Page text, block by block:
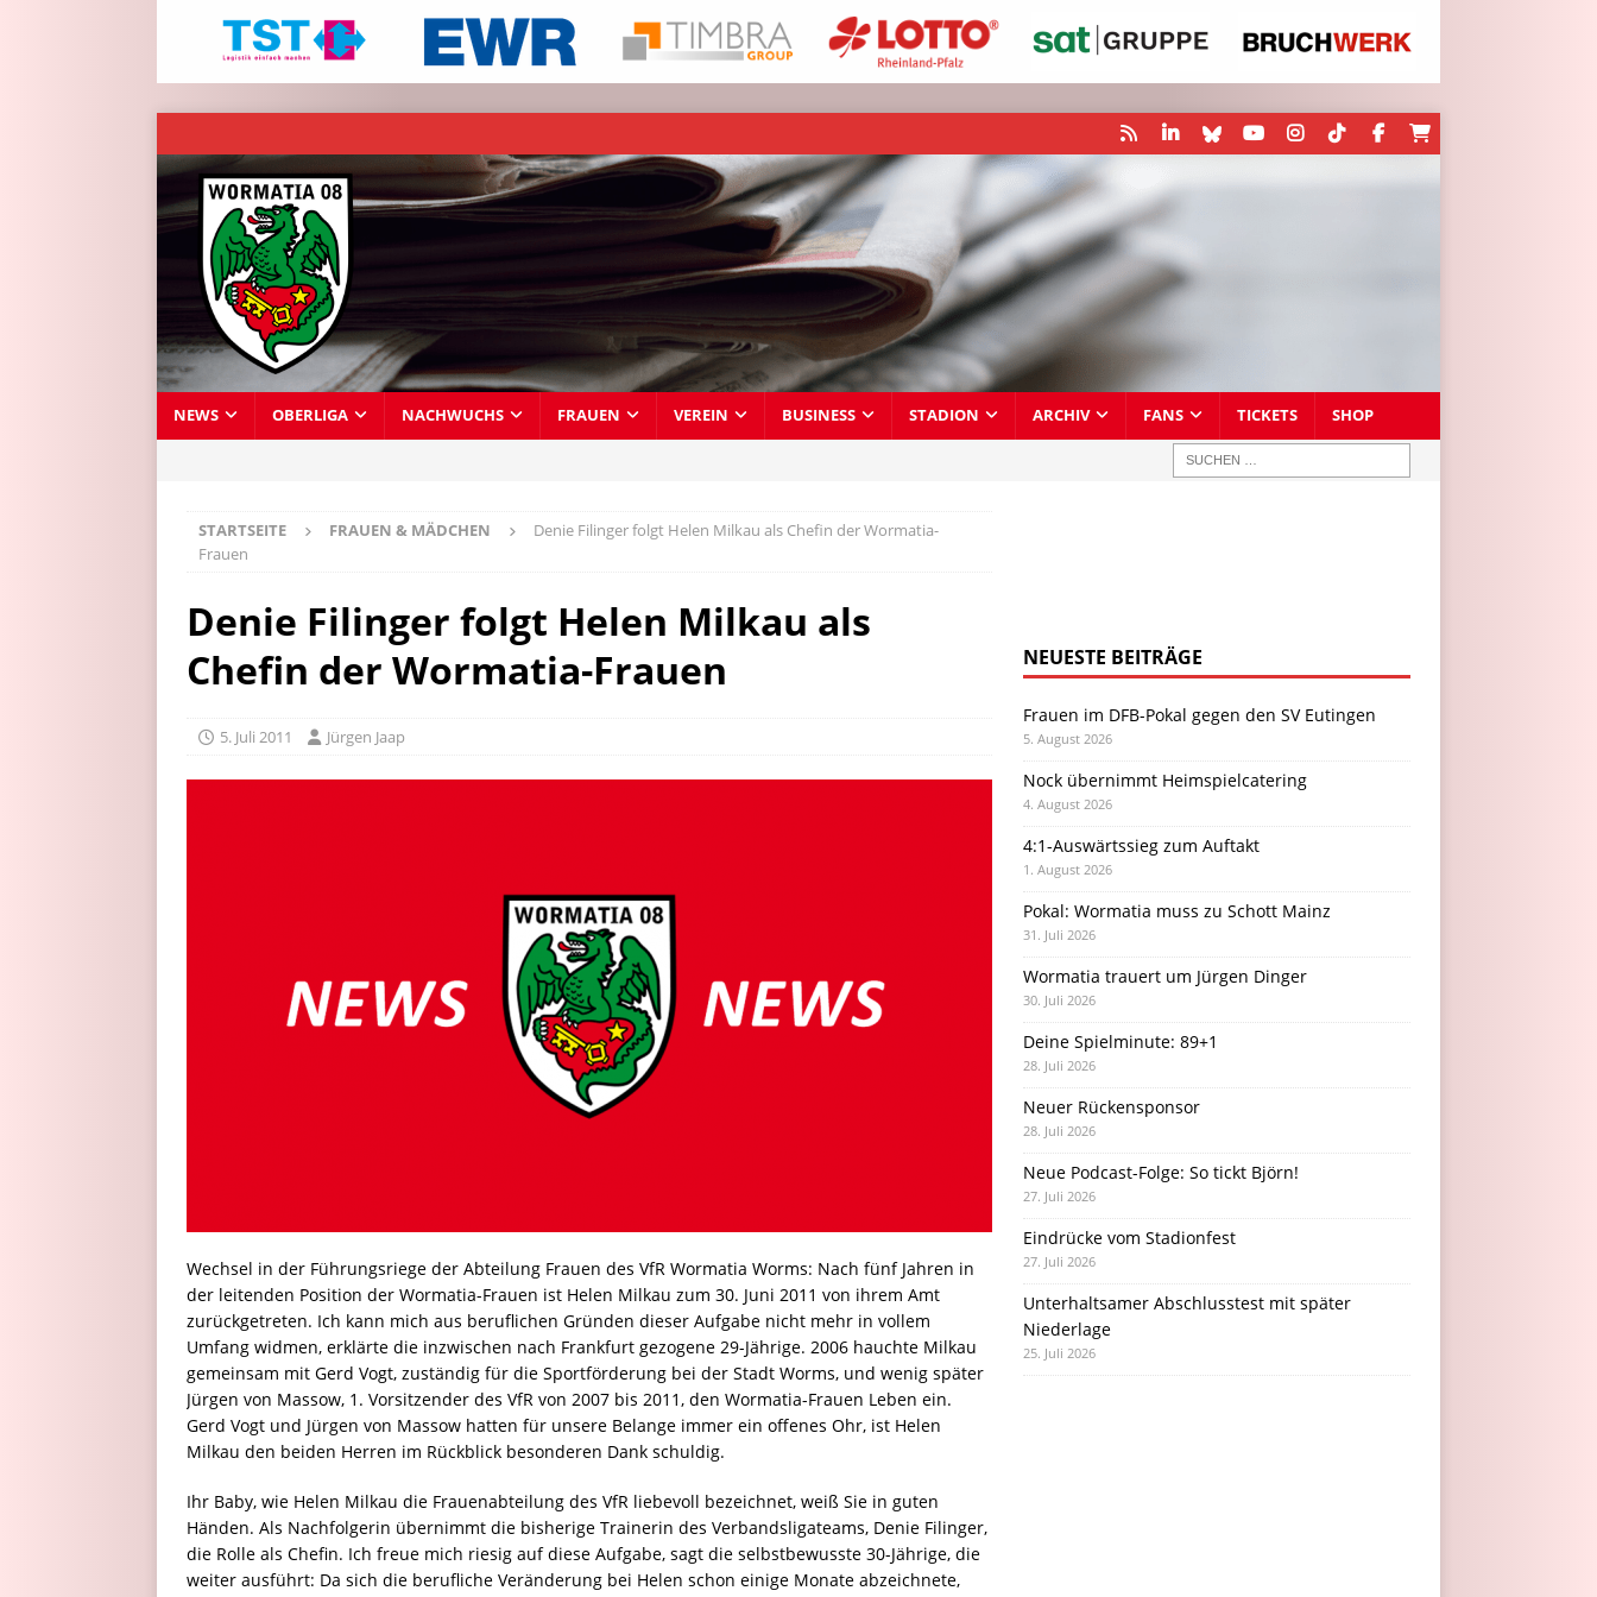
NEWS OBERLIGA NACHWUCHS FRAUEN VEREIN BUSINESS STADION ARCHIV FANS TICKETS SHOP
STARTSEITE FRAUEN & MÄDCHEN
Denie Filinger folgt Helen Milkau als Chefin der Wormatia-
Frauen
Denie Filinger folgt Helen Milkau als
Chefin der Wormatia-Frauen
5. Juli 2011 Jürgen Jaap
Wechsel in der Führungsriege der Abteilung Frauen des VfR Wormatia Worms: Nach fünf Jahren in
der leitenden Position der Wormatia-Frauen ist Helen Milkau zum 30. Juni 2011 von ihrem Amt
zurückgetreten. Ich kann mich aus beruflichen Gründen dieser Aufgabe nicht mehr in vollem
Umfang widmen, erklärte die inzwischen nach Frankfurt gezogene 29-Jährige. 2006 hauchte Milkau
gemeinsam mit Gerd Vogt, zuständig für die Sportförderung bei der Stadt Worms, und wenig später
Jürgen von Massow, 1. Vorsitzender des VfR von 2007 bis 2011, den Wormatia-Frauen Leben ein.
Gerd Vogt und Jürgen von Massow hatten für unsere Belange immer ein offenes Ohr, ist Helen
Milkau den beiden Herren im Rückblick besonderen Dank schuldig.
Ihr Baby, wie Helen Milkau die Frauenabteilung des VfR liebevoll bezeichnet, weiß Sie in guten
Händen. Als Nachfolgerin übernimmt die bisherige Trainerin des Verbandsligateams, Denie Filinger,
die Rolle als Chefin. Ich freue mich riesig auf diese Aufgabe, sagt die selbstbewusste 30-Jährige, die
weiter ausführt: Da sich die berufliche Veränderung bei Helen schon einige Monate abzeichnete,
NEUESTE BEITRÄGE
Frauen im DFB-Pokal gegen den SV Eutingen
5. August 2026
Nock übernimmt Heimspielcatering
4. August 2026
4:1-Auswärtssieg zum Auftakt
1. August 2026
Pokal: Wormatia muss zu Schott Mainz
31. Juli 2026
Wormatia trauert um Jürgen Dinger
30. Juli 2026
Deine Spielminute: 89+1
28. Juli 2026
Neuer Rückensponsor
28. Juli 2026
Neue Podcast-Folge: So tickt Björn!
27. Juli 2026
Eindrücke vom Stadionfest
27. Juli 2026
Unterhaltsamer Abschlusstest mit später
Niederlage
25. Juli 2026